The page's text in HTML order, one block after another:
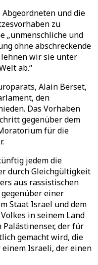
und die
zu
„unmenschliche und
ohne abschreckende
lehnen wir sie unter
ab.“
Alain Berset,
den
Das Vorhaben
gegenüber dem
für die
jedem die
durch Gleichgültigkeit
aus rassistischen
einer
Staat Israel und dem
in seinem Land
Palästinenser, der für
gemacht wird, die
Israeli, der einen